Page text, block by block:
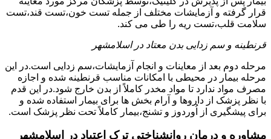
قرار گرفته و آزمایشات مختلف از جمله تست خون،تست قند،تست
سلامت قلب،تست ریه را طی می کند.
قرنطینه و سم زدایی بدن معتاد در اسلامشهر
مرحله دوم بعد از معاینات و انجام آزمایشات،سم زدایی است.در این
مرحله بیمار در محیطی با امکانات مناسب قرنطینه شده و اجازه
مصرف مواد ندارد تا مواد مخدر کاملاً از بدن خارج شود.در این قدم
با نظر پزشک از داروها و آرام بخش ها برای بیمار استفاده شده و
برای پیشگیری از اُوردوز و تشنج،بیمار کاملاً تحت نظر پزشک است.
مشاوره و درمان روانشناختی ترک اعتیاد در اسلامشهر